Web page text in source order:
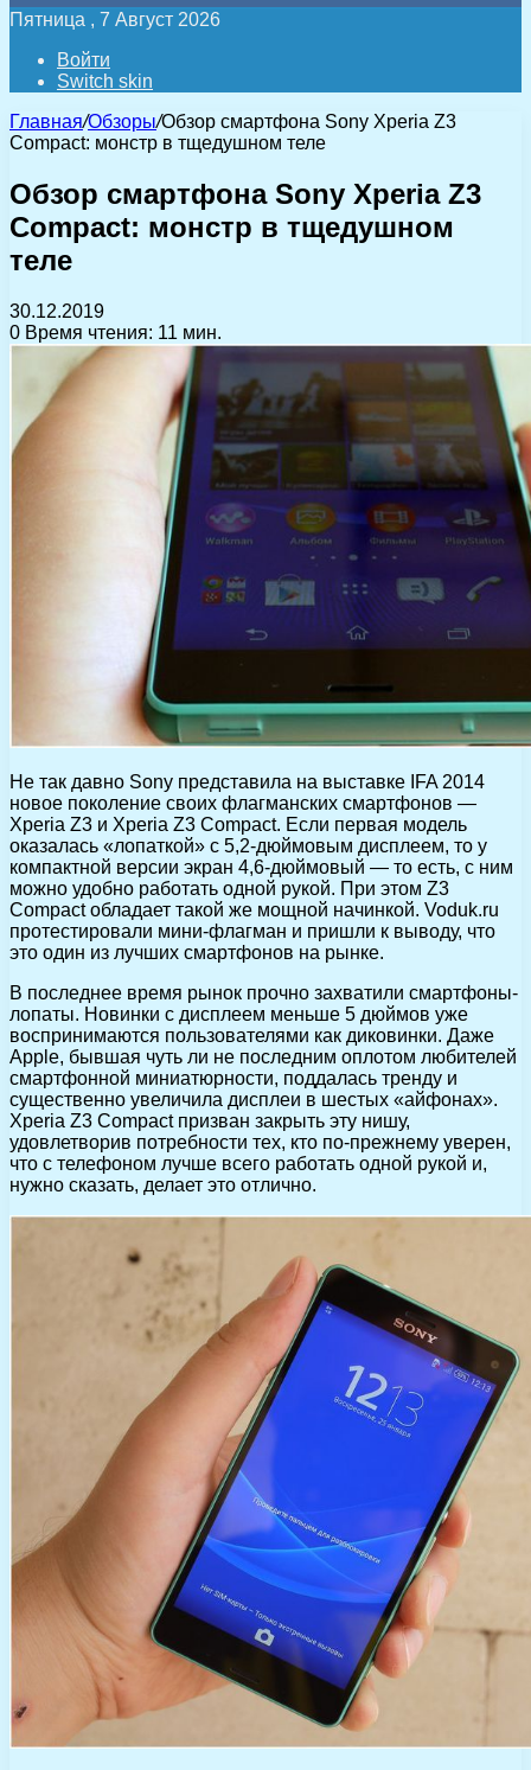
Пятница , 7 Август 2026
Войти
Switch skin
Главная/Обзоры/Обзор смартфона Sony Xperia Z3
Compact: монстр в тщедушном теле
Обзор смартфона Sony Xperia Z3
Compact: монстр в тщедушном
теле
30.12.2019
0 Время чтения: 11 мин.
Не так давно Sony представила на выставке IFA 2014
новое поколение своих флагманских смартфонов —
Xperia Z3 и Xperia Z3 Compact. Если первая модель
оказалась «лопаткой» с 5,2-дюймовым дисплеем, то у
компактной версии экран 4,6-дюймовый — то есть, с ним
можно удобно работать одной рукой. При этом Z3
Compact обладает такой же мощной начинкой. Voduk.ru
протестировали мини-флагман и пришли к выводу, что
это один из лучших смартфонов на рынке.
В последнее время рынок прочно захватили смартфоны-
лопаты. Новинки с дисплеем меньше 5 дюймов уже
воспринимаются пользователями как диковинки. Даже
Apple, бывшая чуть ли не последним оплотом любителей
смартфонной миниатюрности, поддалась тренду и
существенно увеличила дисплеи в шестых «айфонах».
Xperia Z3 Compact призван закрыть эту нишу,
удовлетворив потребности тех, кто по-прежнему уверен,
что с телефоном лучше всего работать одной рукой и,
нужно сказать, делает это отлично.